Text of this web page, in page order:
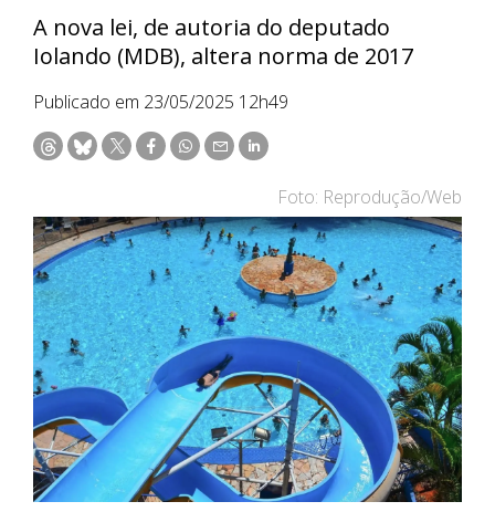
A nova lei, de autoria do deputado
Iolando (MDB), altera norma de 2017
Publicado em 23/05/2025 12h49
Foto: Reprodução/Web